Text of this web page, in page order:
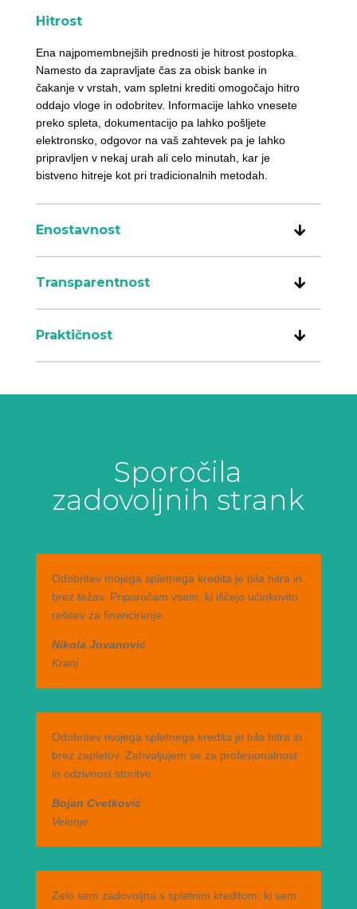
Hitrost
Ena najpomembnejših prednosti je hitrost postopka.
Namesto da zapravljate čas za obisk banke in
čakanje v vrstah, vam spletni krediti omogočajo hitro
oddajo vloge in odobritev. Informacije lahko vnesete
preko spleta, dokumentacijo pa lahko pošljete
elektronsko, odgovor na vaš zahtevek pa je lahko
pripravljen v nekaj urah ali celo minutah, kar je
bistveno hitreje kot pri tradicionalnih metodah.
Enostavnost
Transparentnost
Praktičnost
Sporočila
zadovoljnih strank
Odobritev mojega spletnega kredita je bila hitra in
brez težav. Priporočam vsem, ki iščejo učinkovito
rešitev za financiranje.
Nikola Jovanović
Kranj
Odobritev mojega spletnega kredita je bila hitra in
brez zapletov. Zahvaljujem se za profesionalnost
in odzivnost storitve.
Bojan Cvetković
Velenje
Zelo sem zadovoljna s spletnim kreditom, ki sem